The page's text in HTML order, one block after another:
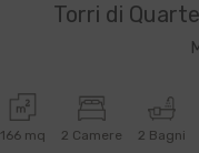
Torri di
166 mq 2 Camere 2 Bagni